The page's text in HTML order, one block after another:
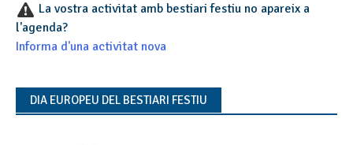
La vostra activitat amb bestiari festiu no apareix a
l'agenda?
Informa d'una activitat nova
DIA EUROPEU DEL BESTIARI FESTIU